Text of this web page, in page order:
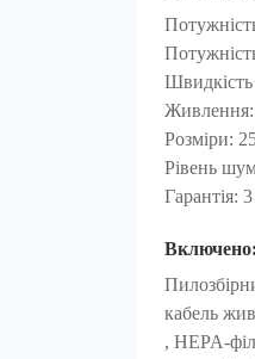
Живлення:
Розміри:
Рівень
Гарантія:
Включено:
кабель
, HEPA-